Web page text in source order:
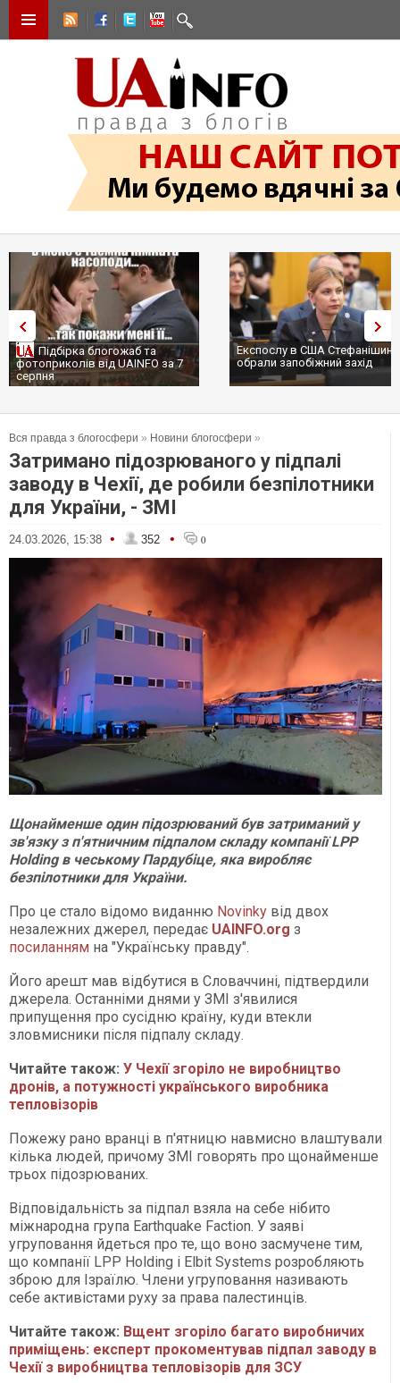
Підбірка блогожаб та
фотоприколів від UAINFO за 7
серпня
Експослу в США
обрали запобіжний захід
Вся правда з блогосфери » Новини блогосфери »
Затримано підозрюваного у підпалі
заводу в Чехії, де робили безпілотники
для України, - ЗМІ
24.03.2026, 15:38 • 352 • 0
Щонайменше один підозрюваний був затриманий у
зв'язку з п'ятничним підпалом складу компанії LPP
Holding в чеському Пардубіце, яка виробляє
безпілотники для України.
Про це стало відомо виданню Novinky від двох
незалежних джерел, передає UAINFO.org з
посиланням на "Українську правду".
Його арешт мав відбутися в Словаччині, підтвердили
джерела. Останніми днями у ЗМІ з'явилися
припущення про сусідню країну, куди втекли
зловмисники після підпалу складу.
Читайте також: У Чехії згоріло не виробництво
дронів, а потужності українського виробника
тепловізорів
Пожежу рано вранці в п'ятницю навмисно влаштували
кілька людей, причому ЗМІ говорять про щонайменше
трьох підозрюваних.
Відповідальність за підпал взяла на себе нібито
міжнародна група Earthquake Faction. У заяві
угруповання йдеться про те, що воно засмучене тим,
що компанії LPP Holding і Elbit Systems розробляють
зброю для Ізраїлю. Члени угруповання називають
себе активістами руху за права палестинців.
Читайте також: Вщент згоріло багато виробничих
приміщень: експерт прокоментував підпал заводу в
Чехії з виробництва тепловізорів для ЗСУ